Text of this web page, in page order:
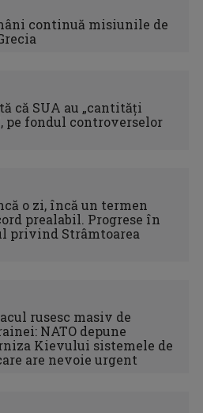
continuă misiunile de
că SUA au „cantităţi
pe fondul controverselor
o zi, încă un termen
prealabil. Progrese în
privind Strâmtoarea
rusesc masiv de
NATO depune
Kievului sistemele de
are nevoie urgent